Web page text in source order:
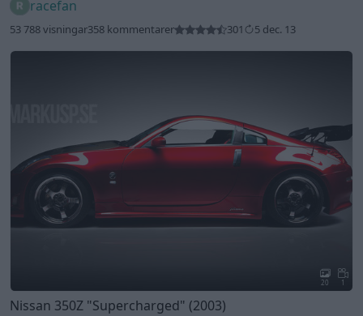
racefan
53 788 visningar358 kommentarer 301 5 dec. 13
20 1
Nissan 350Z "Supercharged" (2003)